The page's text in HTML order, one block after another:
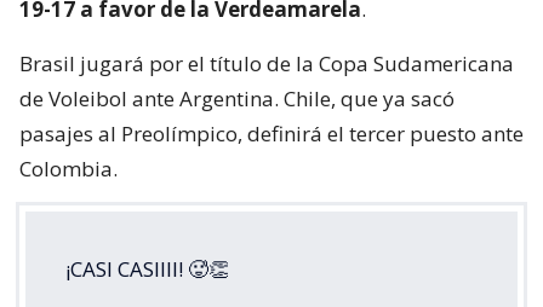
19-17 a favor de la Verdeamarela.
Brasil jugará por el título de la Copa Sudamericana
de Voleibol ante Argentina. Chile, que ya sacó
pasajes al Preolímpico, definirá el tercer puesto ante
Colombia.
¡CASI CASIIII! 🥵👏